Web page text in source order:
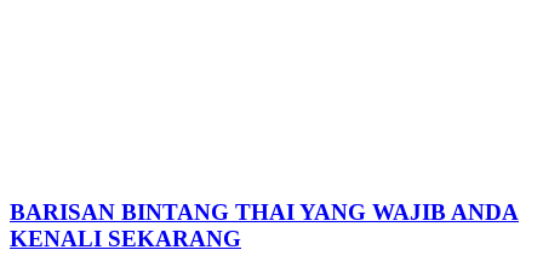
BARISAN BINTANG THAI YANG WAJIB ANDA
KENALI SEKARANG